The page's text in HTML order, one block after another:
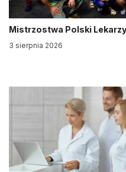
Mistrzostwa Polski
3 sierpnia 2026